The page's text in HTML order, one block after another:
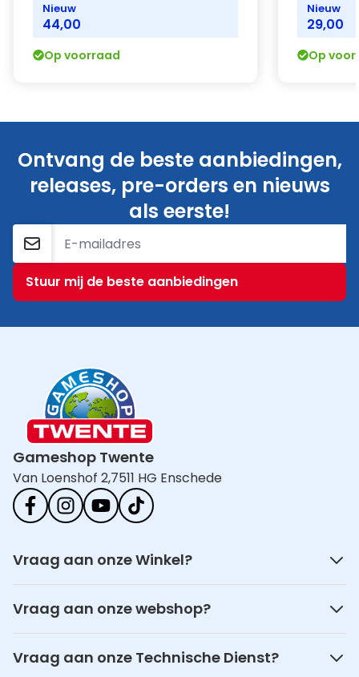
Nieuw
44,00
Op voorraad
Nieuw
29,00
Op
Ontvang de beste aanbiedingen,
releases, pre-orders en nieuws
als eerste!
E-mailadres
Stuur mij de beste aanbiedingen
Gameshop Twente
Van Loenshof 2,7511 HG Enschede
Vraag aan onze Winkel?
Vraag aan onze webshop?
Vraag aan onze Technische Dienst?